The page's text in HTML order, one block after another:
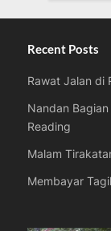
Recent Posts
Rawat Jalan di
Nandan
Reading
Malam
Membayar